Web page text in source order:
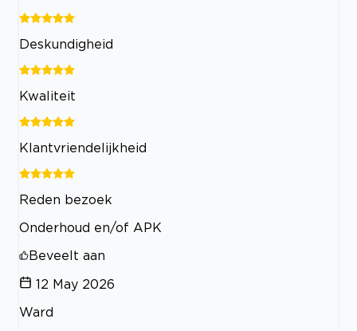
Deskundigheid
Kwaliteit
Klantvriendelijkheid
Reden bezoek
Onderhoud en/of APK
Beveelt aan
12 May 2026
Ward